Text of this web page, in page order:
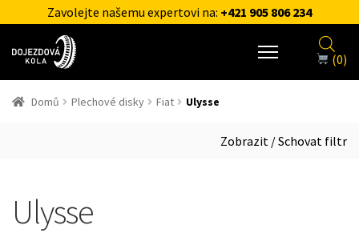
Zavolejte našemu expertovi na: +421 905 806 234
(0)
Domů Plechové disky Fiat Ulysse
Zobrazit / Schovat filtr
Ulysse